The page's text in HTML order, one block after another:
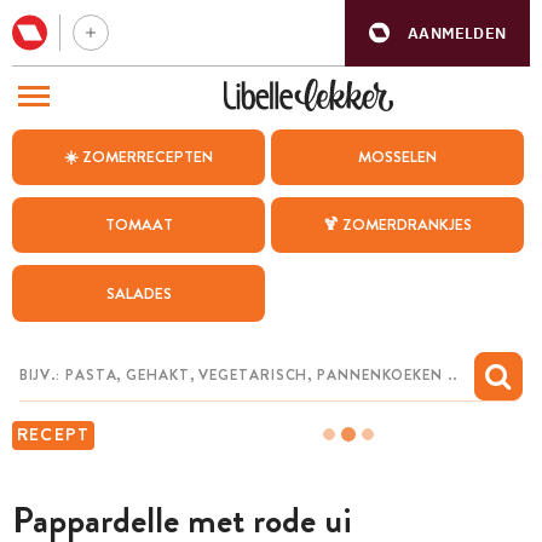
AANMELDEN
☀️ ZOMERRECEPTEN MOSSELEN
TOMAAT 🍹 ZOMERDRANKJES
SALADES
RECEPT
Pappardelle met rode ui
BEZOEK ONZE ANDERE WEBSITES
WEEKMENU
CHAT MET MAIA
MIJN BEWAARDE RECEPTEN